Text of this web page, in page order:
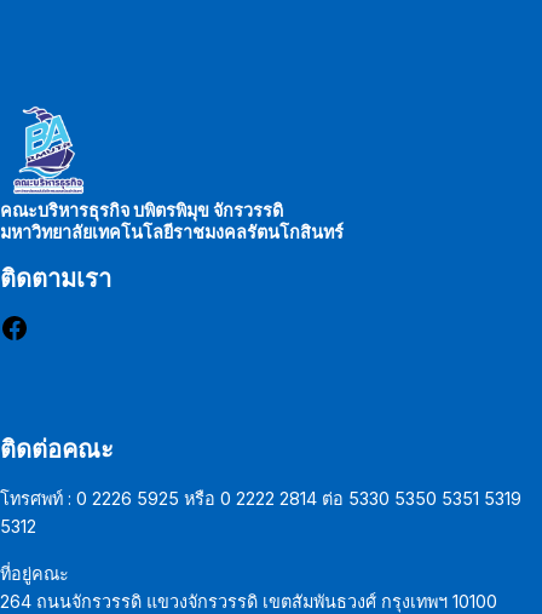
คณะบริหารธุรกิจ บพิตรพิมุข จักรวรรดิ
มหาวิทยาลัยเทคโนโลยีราชมงคลรัตนโกสินทร์
ติดตามเรา
Facebook
ติดต่อคณะ
โทรศพท์ : 0 2226 5925 หรือ 0 2222 2814 ต่อ 5330 5350 5351 5319
5312
ที่อยู่คณะ
264 ถนนจักรวรรดิ แขวงจักรวรรดิ เขตสัมพันธวงศ์ กรุงเทพฯ 10100